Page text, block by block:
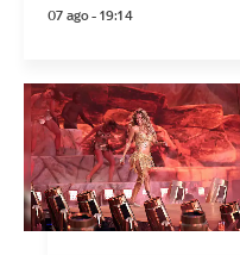
07 ago - 19:14